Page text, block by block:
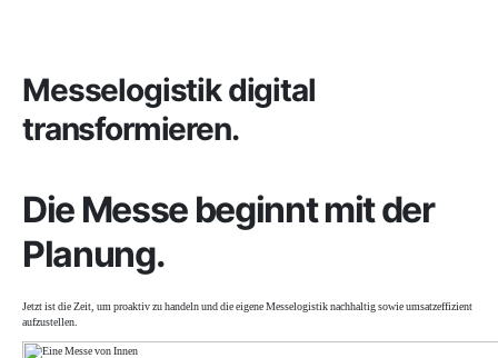
Messelogistik digital
transformieren.
Die Messe beginnt mit der
Planung.
Jetzt ist die Zeit, um proaktiv zu handeln und die eigene Messelogistik nachhaltig sowie umsatzeffizient
aufzustellen.